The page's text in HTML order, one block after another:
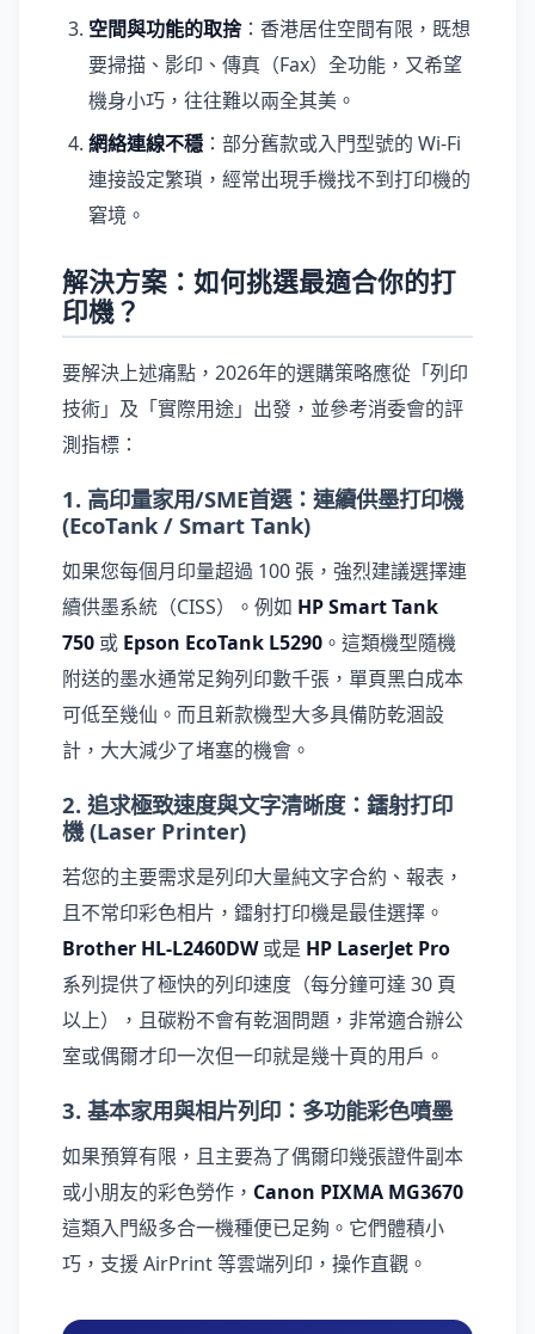
空間與功能的取捨：香港居住空間有限，既想
要掃描、影印、傳真（Fax）全功能，又希望
機身小巧，往往難以兩全其美。
網絡連線不穩 ：部分舊款或入門型號的 Wi-Fi
連接設定繁瑣，經常出現手機找不到打印機的
窘境。
解決方案：如何挑選最適合你的打
印機？
要解決上述痛點，2026年的選購策略應從「列印
技術」及「實際用途」出發，並參考消委會的評
測指標：
1. 高印量家用/SME首選：連續供墨打印機
(EcoTank / Smart Tank)
如果您每個月印量超過 100 張，強烈建議選擇連
續供墨系統（CISS）。例如 HP Smart Tank
750 或 Epson EcoTank L5290 。這類機型隨機
附送的墨水通常足夠列印數千張，單頁黑白成本
可低至幾仙。而且新款機型大多具備防乾涸設
計，大大減少了堵塞的機會。
2. 追求極致速度與文字清晰度：鐳射打印
機 (Laser Printer)
若您的主要需求是列印大量純文字合約、報表，
且不常印彩色相片，鐳射打印機是最佳選擇。
Brother HL-L2460DW或是 HP LaserJet Pro
系列提供了極快的列印速度（每分鐘可達 30 頁
以上），且碳粉不會有乾涸問題，非常適合辦公
室或偶爾才印一次但一印就是幾十頁的用戶。
3. 基本家用與相片列印：多功能彩色噴墨
如果預算有限，且主要為了偶爾印幾張證件副本
或小朋友的彩色勞作， Canon PIXMA MG3670
這類入門級多合一機種便已足夠。它們體積小
巧，支援 AirPrint 等雲端列印，操作直觀。